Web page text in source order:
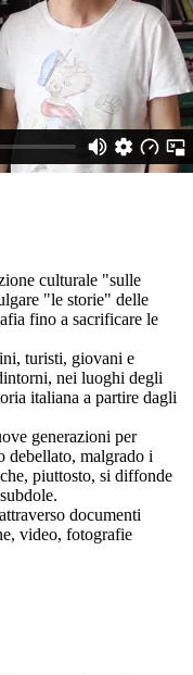
culturale "sulle
"le storie" delle
fino a sacrificare le
turisti, giovani e
nei luoghi degli
italiana a partire dagli
generazioni per
debellato, malgrado i
piuttosto, si diffonde
documenti
video, fotografie